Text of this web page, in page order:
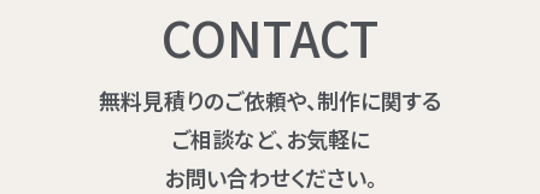
CONTACT
無料見積りのご依頼や、制作に関する
ご相談など、お気軽に
お問い合わせください。